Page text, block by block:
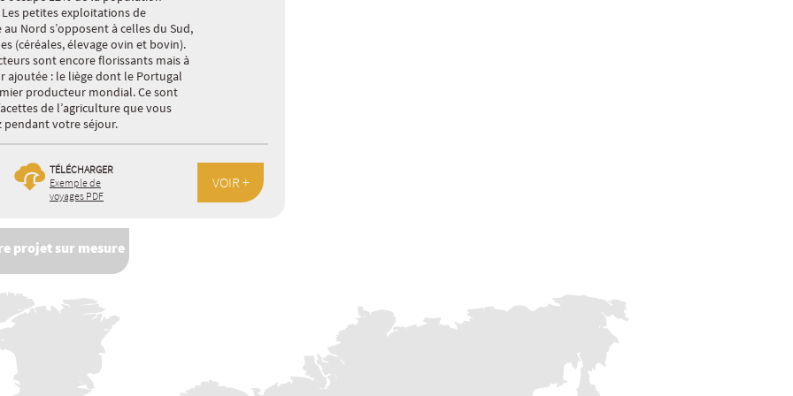
petites exploitations de
Nord s’opposent à celles du Sud,
(céréales, élevage ovin et bovin).
sont encore florissants mais à
ajoutée : le liège dont le Portugal
producteur mondial. Ce sont
de l’agriculture que vous
pendant votre séjour.
TÉLÉCHARGER
Exemple de
voyages PDF
VOIR +
projet sur mesure